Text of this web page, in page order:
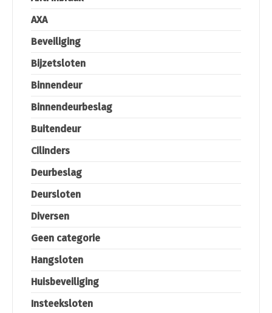
AXA
Beveiliging
Bijzetsloten
Binnendeur
Binnendeurbeslag
Buitendeur
Cilinders
Deurbeslag
Deursloten
Diversen
Geen categorie
Hangsloten
Huisbeveiliging
Insteeksloten